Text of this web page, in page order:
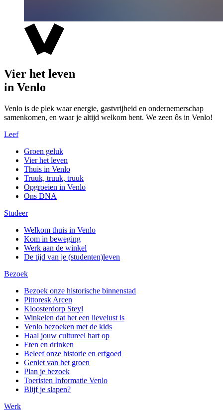
Vier het leven
in Venlo
Venlo is de plek waar energie, gastvrijheid en ondernemerschap
samenkomen, en waar je altijd welkom bent. We zeen ôs in Venlo!
Leef
Groen geluk
Vier het leven
Thuis in Venlo
Truuk, truuk, truuk
Opgroeien in Venlo
Ons DNA
Studeer
Welkom thuis in Venlo
Kom in beweging
Werk aan de winkel
De tijd van je (studenten)leven
Bezoek
Bezoek onze historische binnenstad
Pittoresk Arcen
Kloosterdorp Steyl
Winkelen dat het een lievelust is
Venlo bezoeken met de kids
Haal jouw cultureel hart op
Eten en drinken
Beleef onze historie en erfgoed
Geniet van het groen
Plan je bezoek
Toeristen Informatie Venlo
Blijf je slapen?
Werk